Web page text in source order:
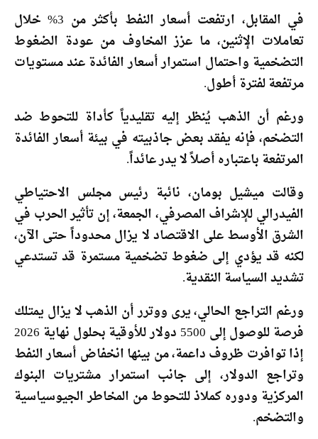
في المقابل، ارتفعت أسعار النفط بأكثر من 3% خلال
تعاملات الإثنين، ما عزز المخاوف من عودة الضغوط
التضخمية واحتمال استمرار أسعار الفائدة عند مستويات
مرتفعة لفترة أطول.
ورغم أن الذهب يُنظر إليه تقليدياً كأداة للتحوط ضد
التضخم، فإنه يفقد بعض جاذبيته في بيئة أسعار الفائدة
المرتفعة باعتباره أصلاً لا يدر عائداً.
وقالت ميشيل بومان، نائبة رئيس مجلس الاحتياطي
الفيدرالي للإشراف المصرفي، الجمعة، إن تأثير الحرب في
الشرق الأوسط على الاقتصاد لا يزال محدوداً حتى الآن،
لكنه قد يؤدي إلى ضغوط تضخمية مستمرة قد تستدعي
تشديد السياسة النقدية.
ورغم التراجع الحالي، يرى ووترر أن الذهب لا يزال يمتلك
فرصة للوصول إلى 5500 دولار للأوقية بحلول نهاية 2026
إذا توافرت ظروف داعمة، من بينها انخفاض أسعار النفط
وتراجع الدولار، إلى جانب استمرار مشتريات البنوك
المركزية ودوره كملاذ للتحوط من المخاطر الجيوسياسية
والتضخم.